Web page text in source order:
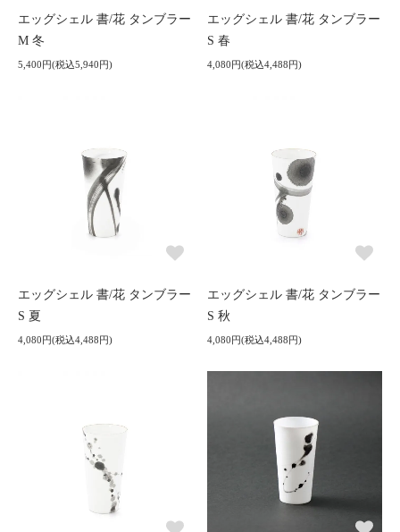
エッグシェル 書/花 タンブラー
M 冬
5,400円(税込5,940円)
エッグシェル 書/花 タンブラー
S 春
4,080円(税込4,488円)
エッグシェル 書/花 タンブラー
S 夏
4,080円(税込4,488円)
エッグシェル 書/花 タンブラー
S 秋
4,080円(税込4,488円)